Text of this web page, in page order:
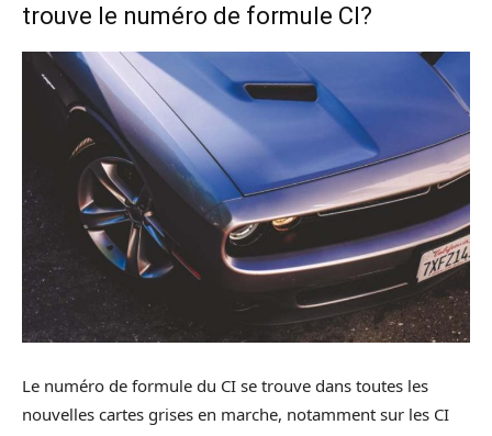
trouve le numéro de formule CI?
Le numéro de formule du CI se trouve dans toutes les
nouvelles cartes grises en marche, notamment sur les CI